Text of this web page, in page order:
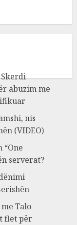
abuzim me
nis
(VIDEO)
“One
serverat?
Talo
flet për